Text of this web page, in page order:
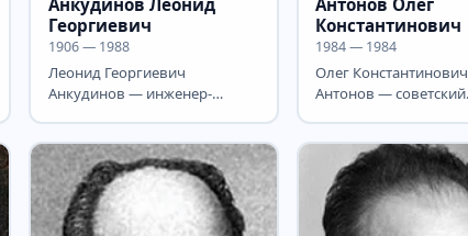
Анкудинов Леонид
Георгиевич
1906 — 1988
Леонид Георгиевич
Анкудинов — инженер-
Челябинская...
Антонов Олег
Константинович
1984 — 1984
Олег Константинович
Антонов — советский